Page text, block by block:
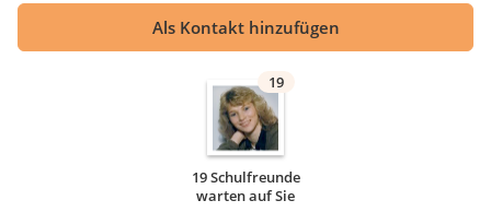
Als Kontakt hinzufügen
19
19 Schulfreunde
warten auf Sie